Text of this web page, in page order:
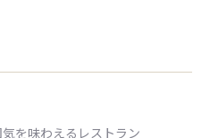
を味わえるレストラン